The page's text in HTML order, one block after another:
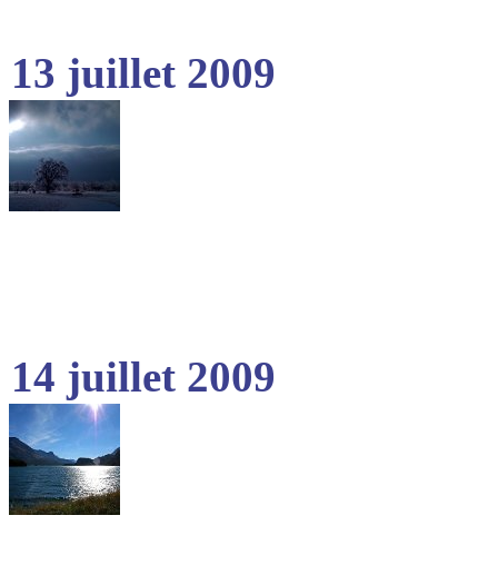
13 juillet 2009
14 juillet 2009